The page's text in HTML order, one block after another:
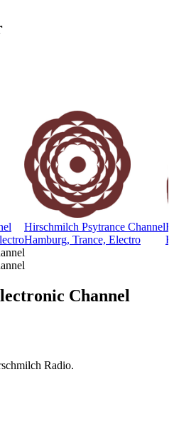
Hirschmilch Psytrance Channel
Hamburg, Trance, Electro
Channel
Radio.